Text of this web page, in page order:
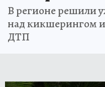
В регионе решили
над кикшерингом
ДТП